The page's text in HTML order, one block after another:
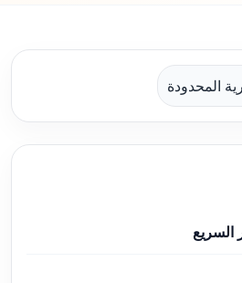
السريع